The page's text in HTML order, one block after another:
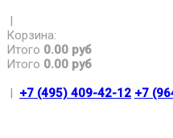
|
Корзина:
Итого 0.00 руб
Итого 0.00 руб
| +7 (495) 409-42-12 +7